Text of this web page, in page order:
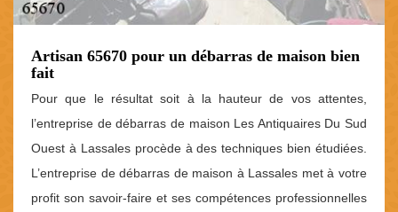
Artisan 65670 pour un débarras de maison bien
fait
Pour que le résultat soit à la hauteur de vos attentes,
l’entreprise de débarras de maison Les Antiquaires Du Sud
Ouest à Lassales procède à des techniques bien étudiées.
L’entreprise de débarras de maison à Lassales met à votre
profit son savoir-faire et ses compétences professionnelles